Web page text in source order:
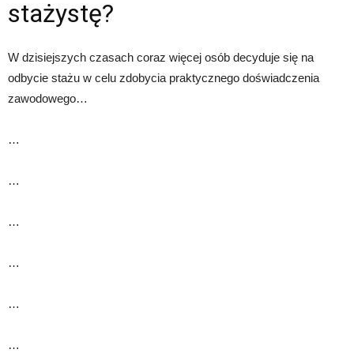
stażystę?
W dzisiejszych czasach coraz więcej osób decyduje się na
odbycie stażu w celu zdobycia praktycznego doświadczenia
zawodowego…
…
…
…
…
…
…